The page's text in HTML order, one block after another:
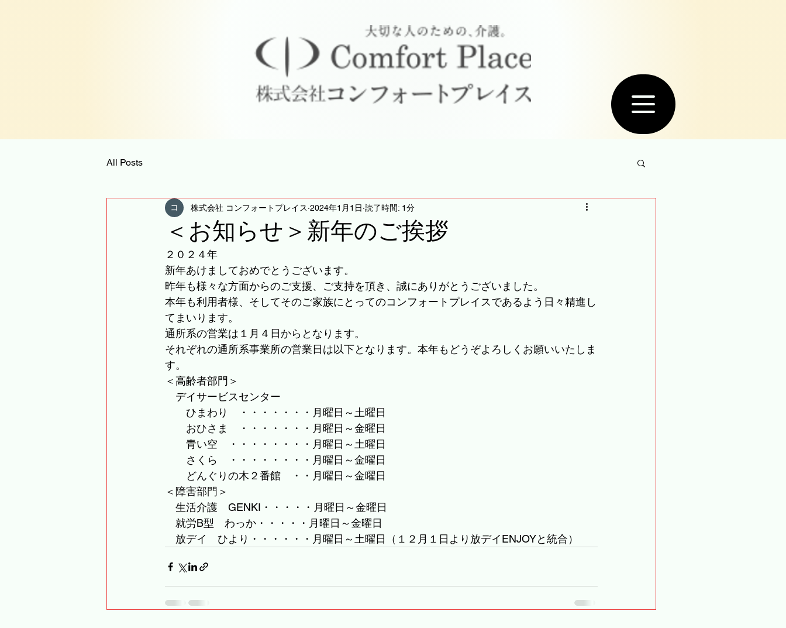
All Posts
＜お知らせ＞新年のご挨拶
株式会社 コンフォートプレイス 2024年1月1日 読了時間: 1分
２０２４年
新年あけましておめでとうございます。
昨年も様々な方面からのご支援、ご支持を頂き、誠にありがとうございました。
本年も利用者様、そしてそのご家族にとってのコンフォートプレイスであるよう日々精進し
てまいります。
通所系の営業は１月４日からとなります。
それぞれの通所系事業所の営業日は以下となります。本年もどうぞよろしくお願いいたしま
す。
＜高齢者部門＞
デイサービスセンター
ひまわり　・・・・・・・月曜日～土曜日
おひさま　・・・・・・・月曜日～金曜日
青い空　・・・・・・・・月曜日～土曜日
さくら　・・・・・・・・月曜日～金曜日
どんぐりの木２番館　・・月曜日～金曜日
＜障害部門＞
生活介護　GENKI・・・・・月曜日～金曜日
就労B型　わっか・・・・・月曜日～金曜日
放デイ　ひより・・・・・・月曜日～土曜日（１２月１日より放デイENJOYと統合）